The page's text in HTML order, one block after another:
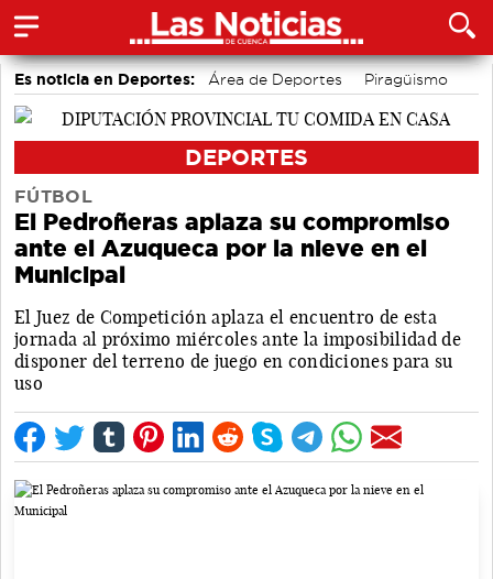
Es noticia en Deportes: Área de Deportes
Piragüismo
Fútbol
Bádminton
DEPORTES
FÚTBOL
El Pedroñeras aplaza su compromiso
ante el Azuqueca por la nieve en el
Municipal
El Juez de Competición aplaza el encuentro de esta
jornada al próximo miércoles ante la imposibilidad de
disponer del terreno de juego en condiciones para su
uso